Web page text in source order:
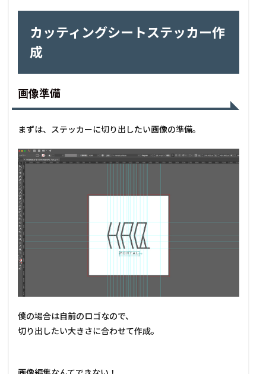
カッティングシートステッカー作
成
画像準備
まずは、ステッカーに切り出したい画像の準備。
僕の場合は自前のロゴなので、
切り出したい大きさに合わせて作成。